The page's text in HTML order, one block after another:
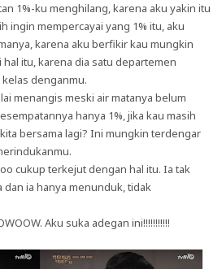
1%-ku menghilang, karena aku yakin itu
ingin mempercayai yang 1% itu, aku
karena aku berfikir kau mungkin
itu, karena dia satu departemen
denganmu.
menangis meski air matanya belum
hanya 1%, jika kau masih
bersama lagi? Ini mungkin terdengar
cukup terkejut dengan hal itu. Ia tak
ia hanya menunduk, tidak
Aku suka adegan ini!!!!!!!!!!!